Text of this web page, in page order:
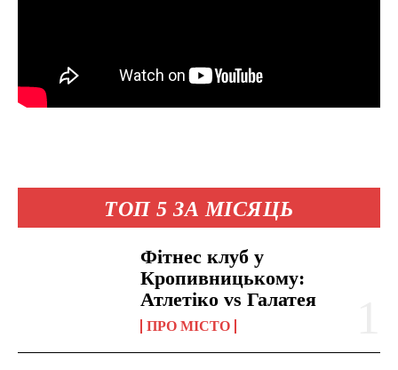
ТОП 5 ЗА МІСЯЦЬ
Фітнес клуб у
Кропивницькому:
Атлетіко vs Галатея
ПРО МІСТО